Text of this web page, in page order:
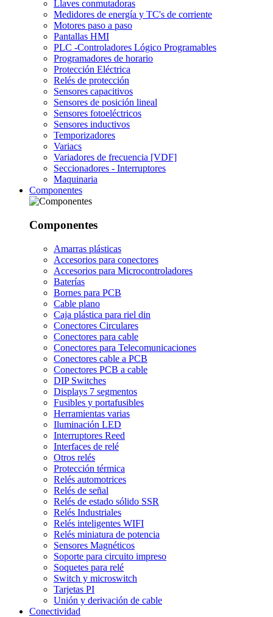
Llaves conmutadoras
Medidores de energía y TC's de corriente
Motores paso a paso
Pantallas HMI
PLC -Controladores Lógico Programables
Programadores de horario
Protección Eléctrica
Relés de protección
Sensores capacitivos
Sensores de posición lineal
Sensores fotoeléctricos
Sensores inductivos
Temporizadores
Variacs
Variadores de frecuencia [VDF]
Seccionadores - Interruptores
Maquinaria
Componentes
Componentes
Amarras plásticas
Accesorios para conectores
Accesorios para Microcontroladores
Baterías
Bornes para PCB
Cable plano
Caja plástica para riel din
Conectores Circulares
Conectores para cable
Conectores para Telecomunicaciones
Conectores cable a PCB
Conectores PCB a cable
DIP Switches
Displays 7 segmentos
Fusibles y portafusibles
Herramientas varias
Iluminación LED
Interruptores Reed
Interfaces de relé
Otros relés
Protección térmica
Relés automotrices
Relés de señal
Relés de estado sólido SSR
Relés Industriales
Relés inteligentes WIFI
Relés miniatura de potencia
Sensores Magnéticos
Soporte para circuito impreso
Soquetes para relé
Switch y microswitch
Tarjetas PI
Unión y derivación de cable
Conectividad